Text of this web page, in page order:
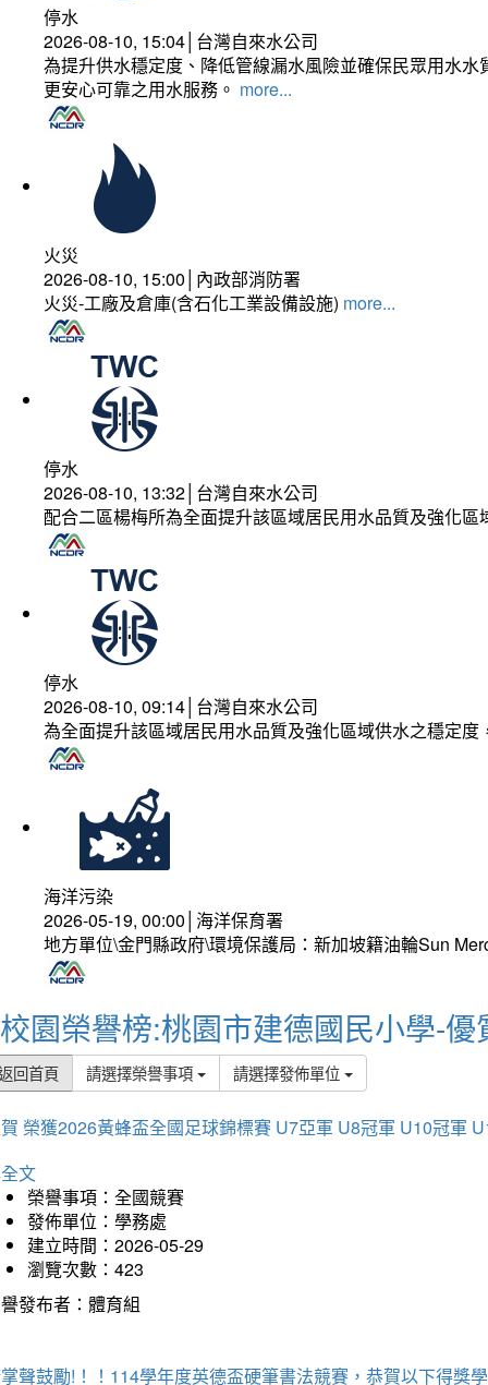
停水
2026-08-10, 15:04│台灣自來水公司
為提升供水穩定度、降低管線漏水風險並確保民眾用水
更安心可靠之用水服務。 more...
火災
2026-08-10, 15:00│內政部消防署
火災-工廠及倉庫(含石化工業設備設施) more...
停水
2026-08-10, 13:32│台灣自來水公司
配合二區楊梅所為全面提升該區域居民用水品質及強化
停水
2026-08-10, 09:14│台灣自來水公司
為全面提升該區域居民用水品質及強化區域供水之穩定
海洋污染
2026-05-19, 00:00│海洋保育署
地方單位\金門縣政府\環境保護局：新加坡籍油輪Sun
校園榮譽榜:桃園市建德國民小學-優
回首頁 請選擇榮譽事項 請選擇發佈單位
榮獲2026黃蜂盃全國足球錦標賽 U7亞軍 U8冠軍 U10冠軍
文
榮譽事項：全國競賽
發佈單位：學務處
建立時間：2026-05-29
瀏覽次數：423
發布者：體育組
聲鼓勵!！！114學年度英德盃硬筆書法競賽，恭賀以下得獎